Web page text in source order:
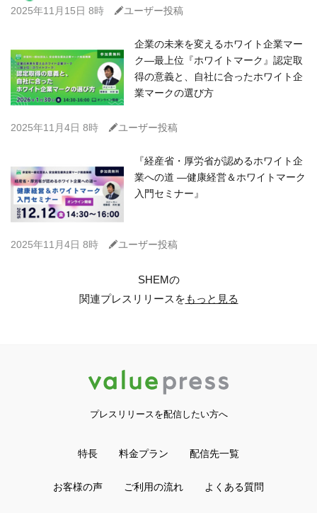
2025年11月15日 8時 Cユーザー投稿
企業の未来を変えるホワイト企業マー
ク—最上位『ホワイトマーク』認定取
得の意義と、自社に合ったホワイト企
業マークの選び方
2025年11月4日 8時 Cユーザー投稿
『経産省・厚労省が認めるホワイト企
業への道 ―健康経営＆ホワイトマーク
入門セミナー』
2025年11月4日 8時 Cユーザー投稿
SHEMの
関連プレスリリースをもっと見る
プレスリリースを配信したい方へ
特長 料金プラン 配信先一覧
お客様の声 ご利用の流れ よくある質問